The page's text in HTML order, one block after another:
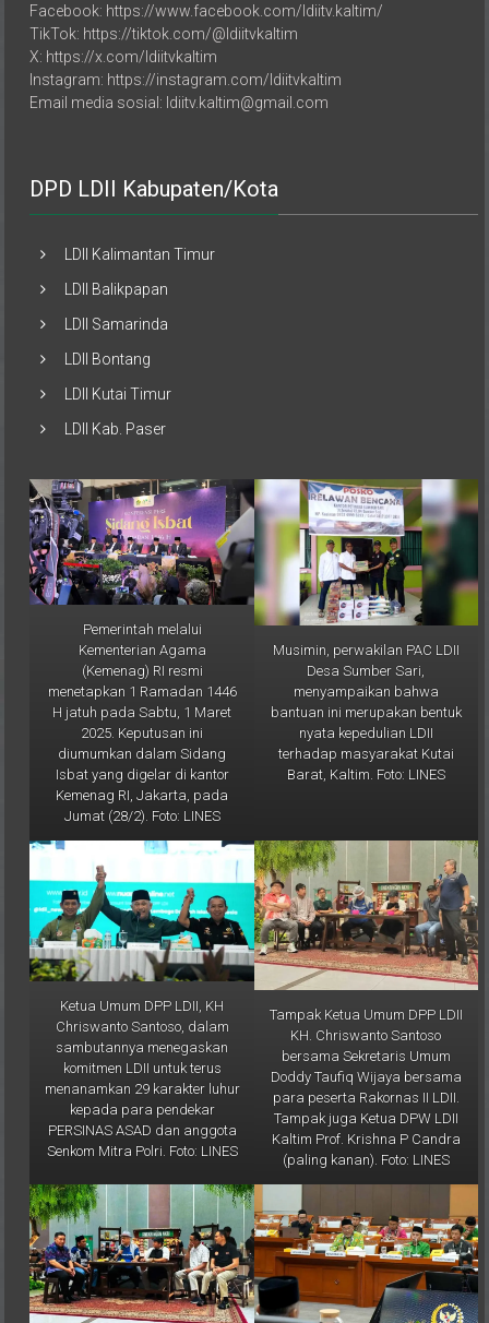
YouTube: https://youtube.com/@ldiitvkaltim
Facebook: https://www.facebook.com/ldiitv.kaltim/
TikTok: https://tiktok.com/@ldiitvkaltim
X: https://x.com/ldiitvkaltim
Instagram: https://instagram.com/ldiitvkaltim
DPD LDII Kabupaten/Kota
Pemerintah melalui
Kementerian Agama
(Kemenag) RI resmi
menetapkan 1 Ramadan 1446
H jatuh pada Sabtu, 1 Maret
2025. Keputusan ini
diumumkan dalam Sidang
Isbat yang digelar di kantor
Kemenag RI, Jakarta, pada
Jumat (28/2). Foto: LINES
Musimin, perwakilan PAC LDII
Desa Sumber Sari,
menyampaikan bahwa
bantuan ini merupakan bentuk
nyata kepedulian LDII
terhadap masyarakat Kutai
Ketua Umum DPP LDII, KH
Chriswanto Santoso, dalam
sambutannya menegaskan
komitmen LDII untuk terus
menanamkan 29 karakter luhur
kepada para pendekar
PERSINAS ASAD dan anggota
Tampak Ketua Umum DPP LDII
KH. Chriswanto Santoso
bersama Sekretaris Umum
Doddy Taufiq Wijaya bersama
para peserta Rakornas II LDII.
Tampak juga Ketua DPW LDII
Kaltim Prof. Krishna P Candra
(paling kanan). Foto: LINES